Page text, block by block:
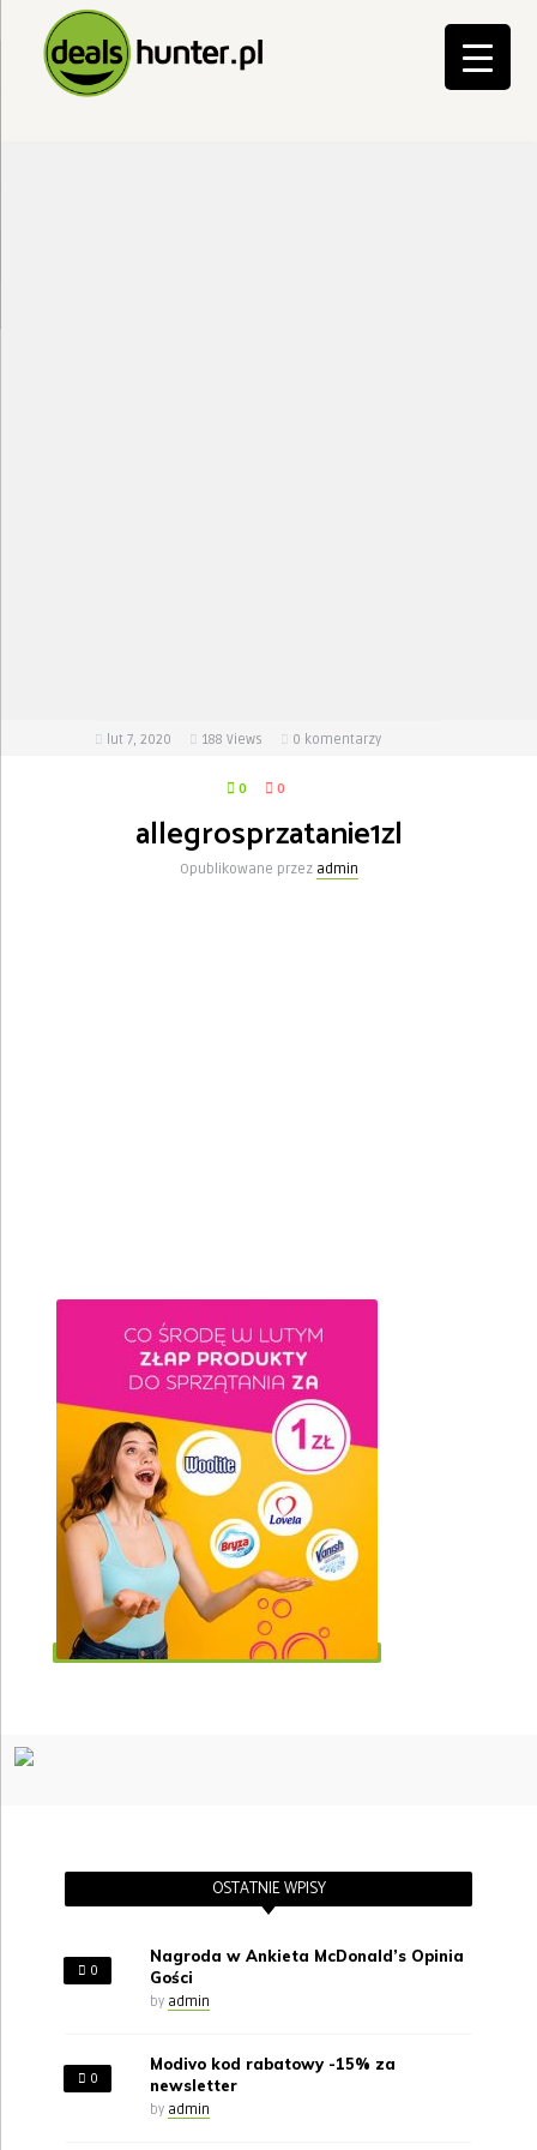
lut 7, 2020 188 Views 0 komentarzy
0 0
allegrosprzatanie1zl
Opublikowane przez admin
OSTATNIE WPISY
0
Nagroda w Ankieta McDonald’s Opinia
Gości
by admin
0
Modivo kod rabatowy -15% za
newsletter
by admin